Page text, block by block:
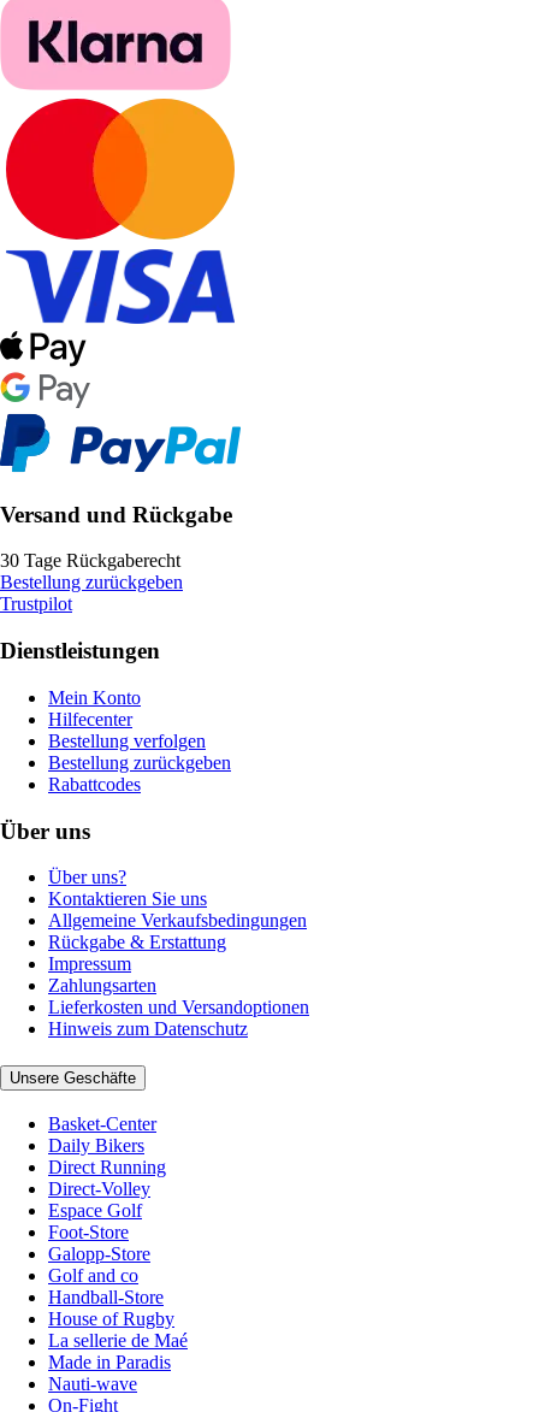
Versand und Rückgabe
30 Tage Rückgaberecht
Bestellung zurückgeben
Trustpilot
Dienstleistungen
Mein Konto
Hilfecenter
Bestellung verfolgen
Bestellung zurückgeben
Rabattcodes
Über uns
Über uns?
Kontaktieren Sie uns
Allgemeine Verkaufsbedingungen
Rückgabe & Erstattung
Impressum
Zahlungsarten
Lieferkosten und Versandoptionen
Hinweis zum Datenschutz
Unsere Geschäfte
Basket-Center
Daily Bikers
Direct Running
Direct-Volley
Espace Golf
Foot-Store
Galopp-Store
Golf and co
Handball-Store
House of Rugby
La sellerie de Maé
Made in Paradis
Nauti-wave
On-Fight